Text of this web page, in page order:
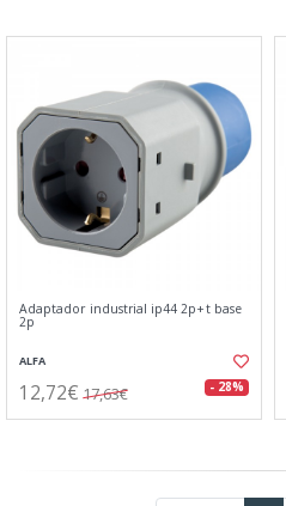
Adaptador industrial ip44 2p+t base
2p
ALFA
12,72€ 17,63€ - 28%